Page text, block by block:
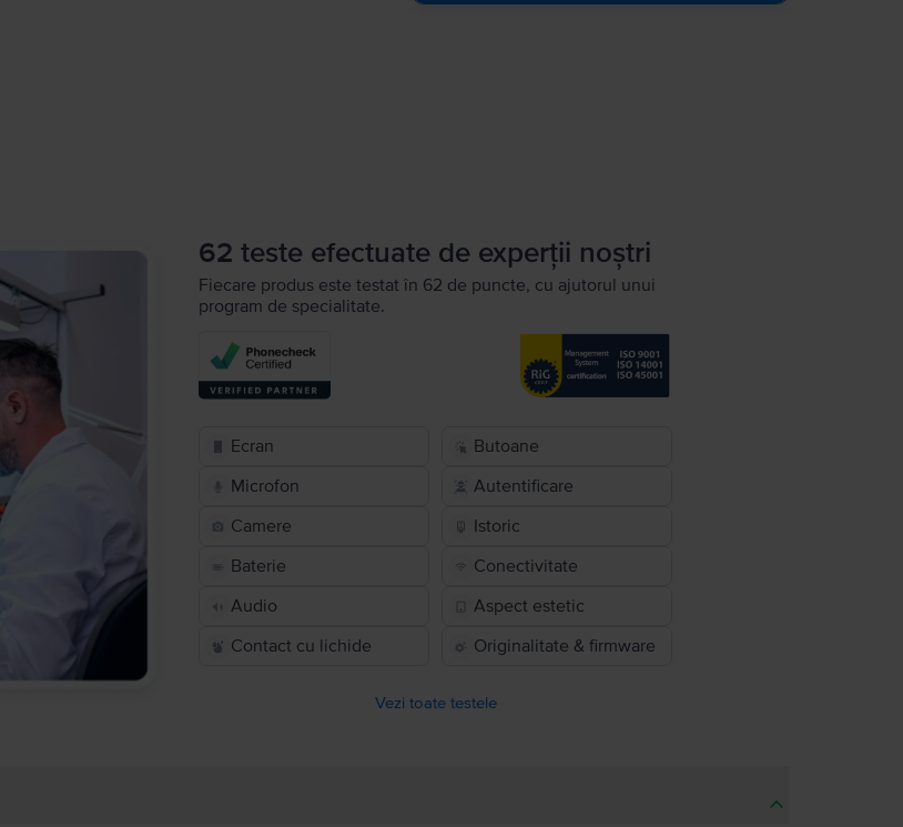
62 teste efectuate de experții noștri
Fiecare produs este testat în 62 de puncte, cu ajutorul unui
program de specialitate.
Ecran
Butoane
Microfon
Autentificare
Camere
Istoric
Baterie
Conectivitate
Audio
Aspect estetic
Contact cu lichide
Originalitate & firmware
Vezi toate testele